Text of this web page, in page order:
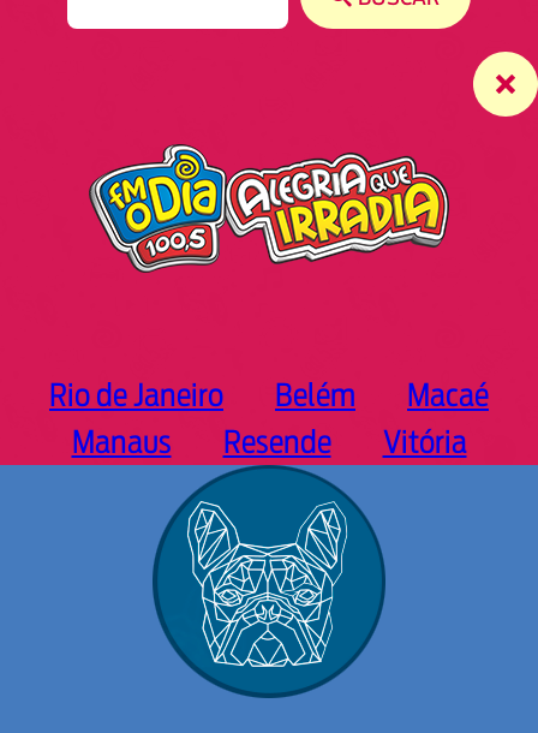
Rio de Janeiro Belém
Macaé
Manaus
Resende Vitória